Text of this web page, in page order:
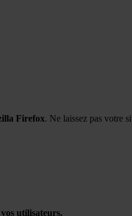
Firefox. Ne laissez pas votre
utilisateurs.